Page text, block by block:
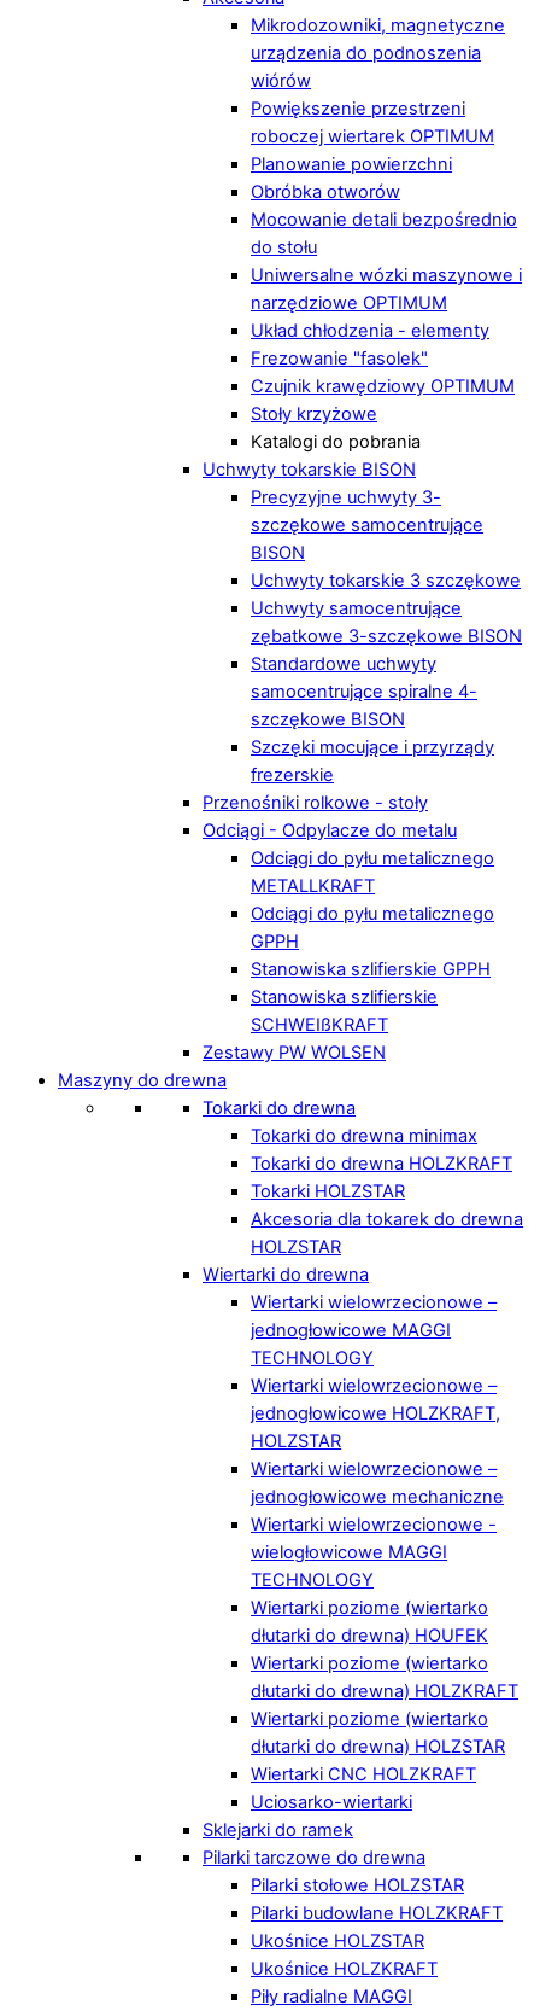
Mikrodozowniki, magnetyczne
urządzenia do podnoszenia
wiórów
Powiększenie przestrzeni
roboczej wiertarek OPTIMUM
Planowanie powierzchni
Obróbka otworów
Mocowanie detali bezpośrednio
do stołu
Uniwersalne wózki maszynowe i
narzędziowe OPTIMUM
Układ chłodzenia - elementy
Frezowanie "fasolek"
Czujnik krawędziowy OPTIMUM
Stoły krzyżowe
Katalogi do pobrania
Uchwyty tokarskie BISON
Precyzyjne uchwyty 3-
szczękowe samocentrujące
BISON
Uchwyty tokarskie 3 szczękowe
Uchwyty samocentrujące
zębatkowe 3-szczękowe BISON
Standardowe uchwyty
samocentrujące spiralne 4-
szczękowe BISON
Szczęki mocujące i przyrządy
frezerskie
Przenośniki rolkowe - stoły
Odciągi - Odpylacze do metalu
Odciągi do pyłu metalicznego
METALLKRAFT
Odciągi do pyłu metalicznego
GPPH
Stanowiska szlifierskie GPPH
Stanowiska szlifierskie
SCHWEIßKRAFT
Zestawy PW WOLSEN
Maszyny do drewna
Tokarki do drewna
Tokarki do drewna minimax
Tokarki do drewna HOLZKRAFT
Tokarki HOLZSTAR
Akcesoria dla tokarek do drewna
HOLZSTAR
Wiertarki do drewna
Wiertarki wielowrzecionowe –
jednogłowicowe MAGGI
TECHNOLOGY
Wiertarki wielowrzecionowe –
jednogłowicowe HOLZKRAFT,
HOLZSTAR
Wiertarki wielowrzecionowe –
jednogłowicowe mechaniczne
Wiertarki wielowrzecionowe -
wielogłowicowe MAGGI
TECHNOLOGY
Wiertarki poziome (wiertarko
dłutarki do drewna) HOUFEK
Wiertarki poziome (wiertarko
dłutarki do drewna) HOLZKRAFT
Wiertarki poziome (wiertarko
dłutarki do drewna) HOLZSTAR
Wiertarki CNC HOLZKRAFT
Uciosarko-wiertarki
Sklejarki do ramek
Pilarki tarczowe do drewna
Pilarki stołowe HOLZSTAR
Pilarki budowlane HOLZKRAFT
Ukośnice HOLZSTAR
Ukośnice HOLZKRAFT
Piły radialne MAGGI